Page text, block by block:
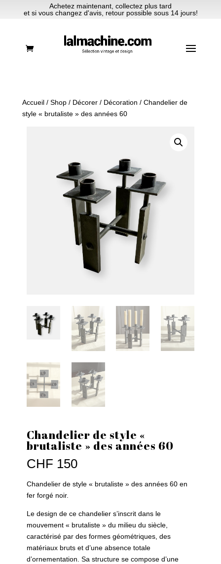
Achetez maintenant, collectez plus tard
et si vous changez d'avis, retour possible sous 14 jours!
Accueil/ Shop/ Décorer/ Décoration / Chandelier de
style « brutaliste » des années 60
Chandelier de style «
brutaliste » des années 60
CHF 150
Chandelier de style « brutaliste » des années 60 en
fer forgé noir.
Le design de ce chandelier s’inscrit dans le
mouvement « brutaliste » du milieu du siècle,
caractérisé par des formes géométriques, des
matériaux bruts et d’une absence totale
d’ornementation. Sa structure se compose d’une